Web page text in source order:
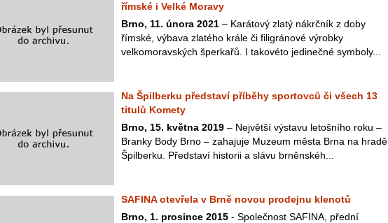
římské i Velké Moravy
Brno, 11. února 2021 – Karátový zlatý nákrčník z doby
římské, výbava zlatého krále či filigránové výrobky
velkomoravských šperkařů. I takovéto jedinečné symboly...
Na Špilberku představí příběhy sportovců či všech 13
titulů Komety
Brno, 15. května 2019 – Největší výstavu letošního roku –
Branky Body Brno – zahajuje Muzeum města Brna na hradě
Špilberku. Představí historii a slávu brněnskéh...
SAFINA otevřela v Brně novou prodejnu klenotů
Brno, 1. prosince 2015 - Společnost SAFINA, přední